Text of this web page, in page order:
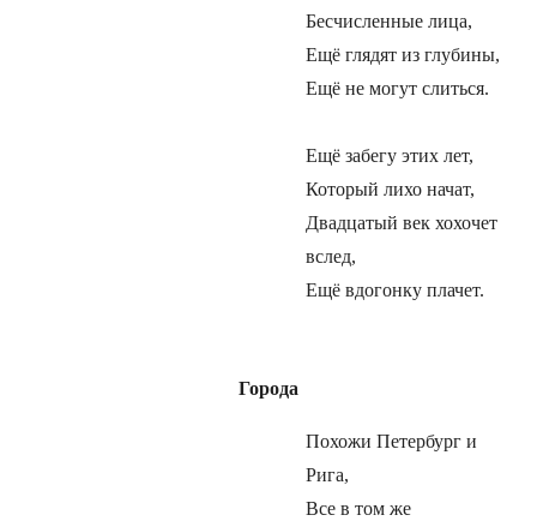
Бесчисленные лица,
Ещё глядят из глубины,
Ещё не могут слиться.
Ещё забегу этих лет,
Который лихо начат,
Двадцатый век хохочет
вслед,
Ещё вдогонку плачет.
Города
Похожи Петербург и
Рига,
Все в том же